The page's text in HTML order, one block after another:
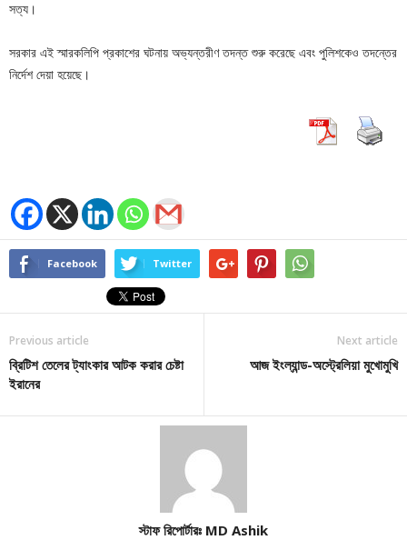
সত্য।
সরকার এই স্মারকলিপি প্রকাশের ঘটনায় অভ্যন্তরীণ তদন্ত শুরু করেছে এবং পুলিশকেও তদন্তের
নির্দেশ দেয়া হয়েছে।
Facebook Twitter
Previous article
ব্রিটিশ তেলের ট্যাংকার আটক করার চেষ্টা
ইরানের
Next article
আজ ইংল্যান্ড-অস্ট্রেলিয়া মুখোমুখি
স্টাফ রিপোর্টারঃ MD Ashik